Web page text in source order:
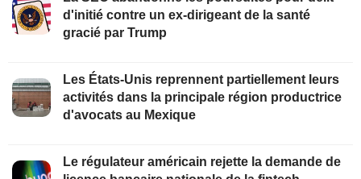
d'initié contre un ex-dirigeant de la santé
gracié par Trump
Les États-Unis reprennent partiellement leurs
activités dans la principale région productrice
d'avocats au Mexique
Le régulateur américain rejette la demande de